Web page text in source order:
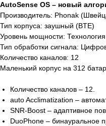
AutoSense OS – новый
Производитель: Phonak
Тип корпуса: заушный (BTE)
Уровень мощности:
Тип обработки сигнала:
Количество каналов: 12
Маленький корпус на 312
Количество каналов – 12.
auto Acclimatization –
SNR-Boost – адаптивное
DuoPhone – бинауральное